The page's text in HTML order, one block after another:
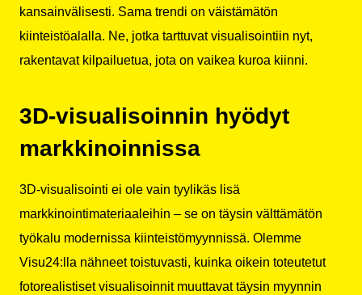
kansainvälisesti. Sama trendi on väistämätön
kiinteistöalalla. Ne, jotka tarttuvat visualisointiin nyt,
rakentavat kilpailuetua, jota on vaikea kuroa kiinni.
3D-visualisoinnin hyödyt
markkinoinnissa
3D-visualisointi ei ole vain tyylikäs lisä
markkinointimateriaaleihin – se on täysin välttämätön
työkalu modernissa kiinteistömyynnissä. Olemme
Visu24:lla nähneet toistuvasti, kuinka oikein toteutetut
fotorealistiset visualisoinnit muuttavat täysin myynnin